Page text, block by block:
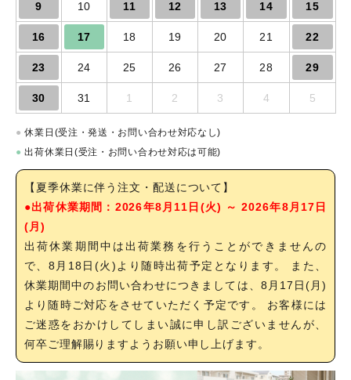
9 10 11 12 13 14 15
16 17 18 19 20 21 22
23 24 25 26 27 28 29
30 31 1 2 3 4 5
● 休業日(受注・発送・お問い合わせ対応なし)
● 出荷休業日(受注・お問い合わせ対応は可能)
【夏季休業に伴う注文・配送について】
●出荷休業期間：2026年8月11日(火) ～ 2026年8月17日
(月)
出荷休業期間中は出荷業務を行うことができませんの
で、8月18日(火)より随時出荷予定となります。 また、
休業期間中のお問い合わせにつきましては、8月17日(月)
より随時ご対応をさせていただく予定です。 お客様には
ご迷惑をおかけしてしまい誠に申し訳ございませんが、
何卒ご理解賜りますようお願い申し上げます。